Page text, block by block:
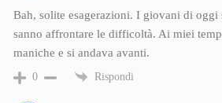
Bah, solite esagerazioni. I giovani di
sanno affrontare le difficoltà. Ai miei
maniche e si andava avanti.
0 Rispondi